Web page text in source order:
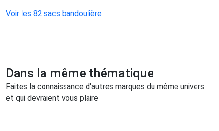
Voir les 82 sacs bandoulière
Dans la même thématique
Faites la connaissance d'autres marques du même univers
et qui devraient vous plaire